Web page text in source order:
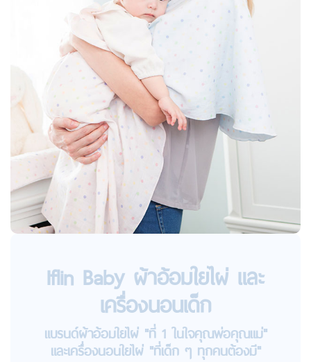
Iflin Baby ผ้าอ้อมใยไผ่ และ
เครื่องนอนเด็ก
แบรนด์ผ้าอ้อมใยไผ่ "ที่ 1 ในใจคุณพ่อคุณแม่"
และเครื่องนอนใยไผ่ "ที่เด็ก ๆ ทุกคนต้องมี"